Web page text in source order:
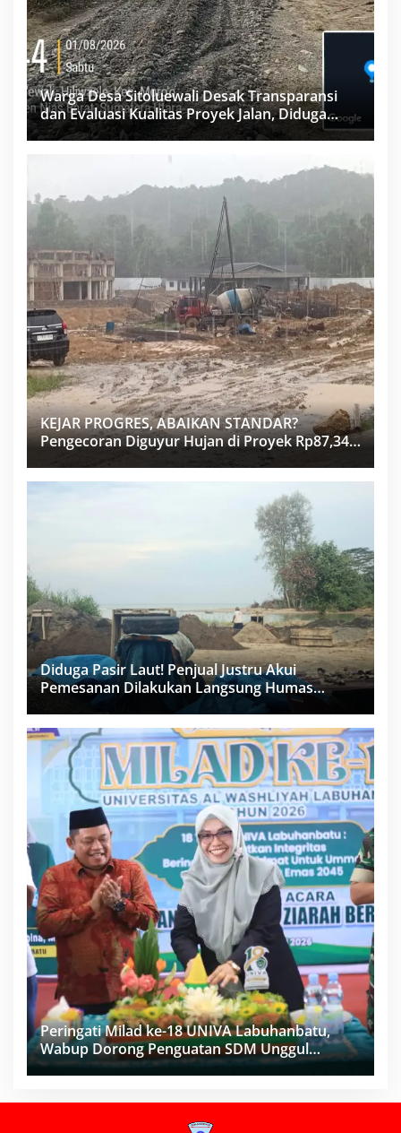
Warga Desa Sitoluewali Desak Transparansi
dan Evaluasi Kualitas Proyek Jalan, Diduga
Minim Informasi
KEJAR PROGRES, ABAIKAN STANDAR?
Pengecoran Diguyur Hujan di Proyek Rp87,34
Miliar Sukma Nias, Konsultan, Pengawas dan
PPK Bungkam
Diduga Pasir Laut! Penjual Justru Akui
Pemesanan Dilakukan Langsung Humas
Peringati Milad ke-18 UNIVA Labuhanbatu,
Wabup Dorong Penguatan SDM Unggul
Menuju Indonesia Emas 2045